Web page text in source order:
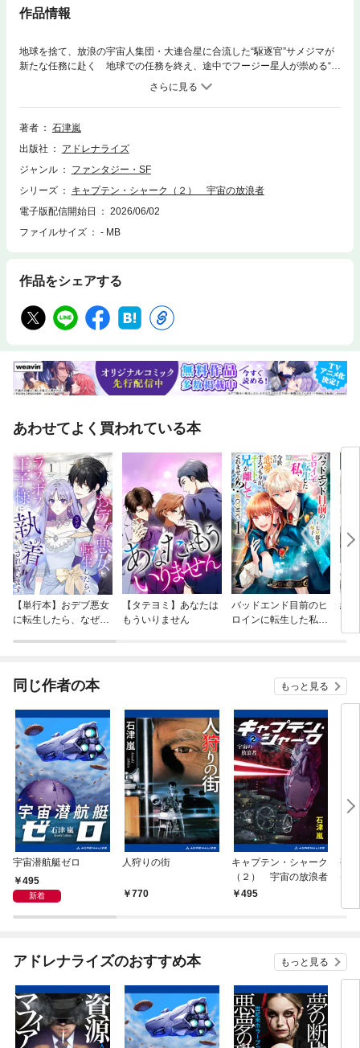
作品情報
地球を捨て、放浪の宇宙人集団・大連合星に合流した“駆逐官”サメジマが
新たな任務に赴く 地球での任務を終え、途中でフージー星人が崇める“心
皇”カドーマを救出したサメジマ。彼は、大連合星を目指して広大な宇宙空
間へと旅立った。死滅した恒星系から逃れ出て、新しい惑星を探す放浪の
宇宙人集団・大連合星……これが地球を捨てたサメジマの第二の故郷だっ
た。だが、束の間の休息後、侵略を受けた大連合星の開発基地の救出に向
然とした。その侵略者とは、地球人だったのだ！ 任務に忠実にあろうと
するならば、同胞を逮捕しなければならないが……。 大宇宙を舞台にし
嵐（いしづ・あらし）1938年、福島県いわき市生まれ。日大中退後、手塚
治虫に師事し、虫プロダクションの文芸課長として日本初のテレビアニメ
『鉄腕アトム』の脚本を担当して以来、数多くの作品に携わる。旺文社の
雑誌『中一時代』から『中三時代』などにジュブナイルを発表後、豊田有
著者
石津嵐
出版社
アドレナライズ
ジャンル
ファンタジー・SF
シリーズ
キャプテン・シャーク（２） 宇宙の放浪者
電子版配信開始日
2026/06/02
ファイルサイズ
- MB
作品をシェアする
あわせてよく買われている本
【単行本】おデブ悪女
に転生したら、なぜか
【タテヨミ】あなたは
もういりません
バッドエンド目前のヒ
ロインに転生した私、
結
同じ作者の本 もっと見る
宇宙潜航艇ゼロ
495
新着
人狩りの街
770
キャプテン・シャーク
（２） 宇宙の放浪者
495
孤
アドレナライズのおすすめ本 もっと見る